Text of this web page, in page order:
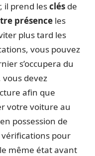
il prend lesclés de
présence les
plus tard les
vous pouvez
s’occupera du
devez
afin que
votre voiture au
possession de
pour
même état avant